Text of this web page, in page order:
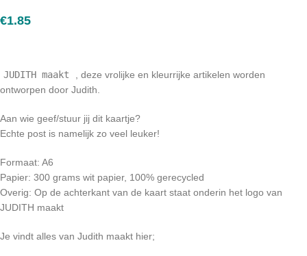
€1.85
JUDITH maakt
, deze vrolijke en kleurrijke artikelen worden
ontworpen door Judith.
Aan wie geef/stuur jij dit kaartje?
Echte post is namelijk zo veel leuker!
Formaat: A6
Papier: 300 grams wit papier, 100% gerecycled
Overig: Op de achterkant van de kaart staat onderin het logo van
JUDITH maakt
Je vindt alles van Judith maakt hier;